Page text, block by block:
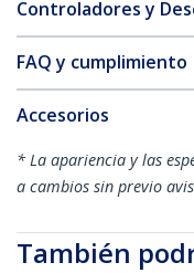
Controladores y
FAQ y cumplimiento
Accesorios
* La apariencia y las
a cambios sin previo
También